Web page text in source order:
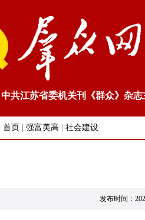
中共江苏省委机关刊《群众》杂志
首页 强富美高 社会建设
发布时间：